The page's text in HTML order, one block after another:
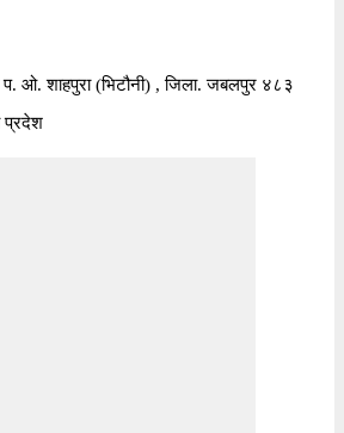
ओ. शाहपुरा (भिटौनी) , जिला. जबलपुर ४८३
प्रदेश